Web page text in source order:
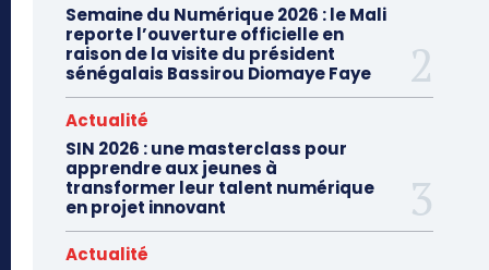
Semaine du Numérique 2026 : le Mali
reporte l’ouverture officielle en
raison de la visite du président
sénégalais Bassirou Diomaye Faye
Actualité
SIN 2026 : une masterclass pour
apprendre aux jeunes à
transformer leur talent numérique
en projet innovant
Actualité